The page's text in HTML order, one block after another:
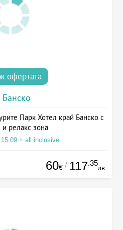
офертата
Банско
Парк Хотел край Банско с
и релакс зона
15.09 + all inclusive
60€ / 117.35
лв.